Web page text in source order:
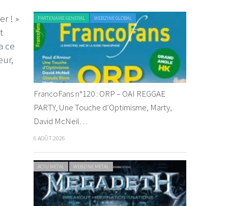
! »
ce
PARTENAIRE GENERAL WEBZINE GLOBAL
FrancoFans n°120 : ORP – OAI REGGAE
PARTY, Une Touche d’Optimisme, Marty,
David McNeil…
6 AOÛT 2026
ACTU METAL WEBZINE METAL